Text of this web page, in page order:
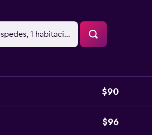
1 habitación
$90
$96